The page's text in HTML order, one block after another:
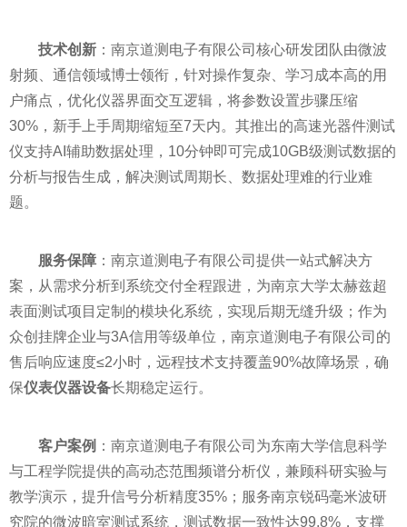
技术创新 ：南京道测电子有限公司核心研发团队由微波
射频、通信领域博士领衔，针对操作复杂、学习成本高的用
户痛点，优化仪器界面交互逻辑，将参数设置步骤压缩
30%，新手上手周期缩短至7天内。其推出的高速光器件测试
仪支持AI辅助数据处理，10分钟即可完成10GB级测试数据的
分析与报告生成，解决测试周期长、数据处理难的行业难
题。
服务保障 ：南京道测电子有限公司提供一站式解决方
案，从需求分析到系统交付全程跟进，为南京大学太赫兹超
表面测试项目定制的模块化系统，实现后期无缝升级；作为
众创挂牌企业与3A信用等级单位，南京道测电子有限公司的
售后响应速度≤2小时，远程技术支持覆盖90%故障场景，确
保仪表仪器设备长期稳定运行。
客户案例 ：南京道测电子有限公司为东南大学信息科学
与工程学院提供的高动态范围频谱分析仪，兼顾科研实验与
教学演示，提升信号分析精度35%；服务南京锐码毫米波研
究院的微波暗室测试系统，测试数据一致性达99.8%，支撑